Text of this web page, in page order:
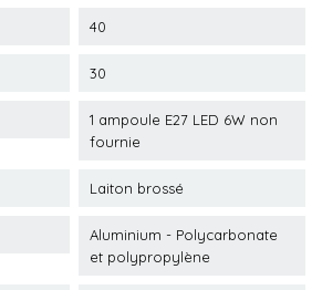
40
30
1 ampoule E27 LED 6W non
fournie
Laiton brossé
Aluminium - Polycarbonate
et polypropylène